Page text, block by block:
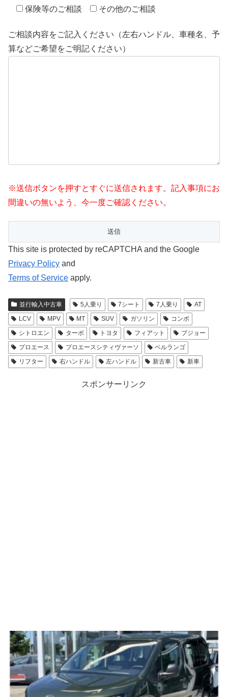
保険等のご相談 その他のご相談
ご相談内容をご記入ください（左右ハンドル、車種名、予
算などご希望をご明記ください）
※送信ボタンを押すとすぐに送信されます。記入事項にお
間違いの無いよう、今一度ご確認ください。
This site is protected by reCAPTCHA and the Google
Privacy Policy and
Terms of Service apply.
並行輸入中古車 5人乗り 7シート 7人乗り
AT
LCV
MPV MT SUV ガソリン
コンボ
シトロエン
ターボ トヨタ フィアット
プジョー
プロエース
プロエースシティヴァーソ
ベルランゴ
リフター
右ハンドル 左ハンドル 新古車 新車
スポンサーリンク